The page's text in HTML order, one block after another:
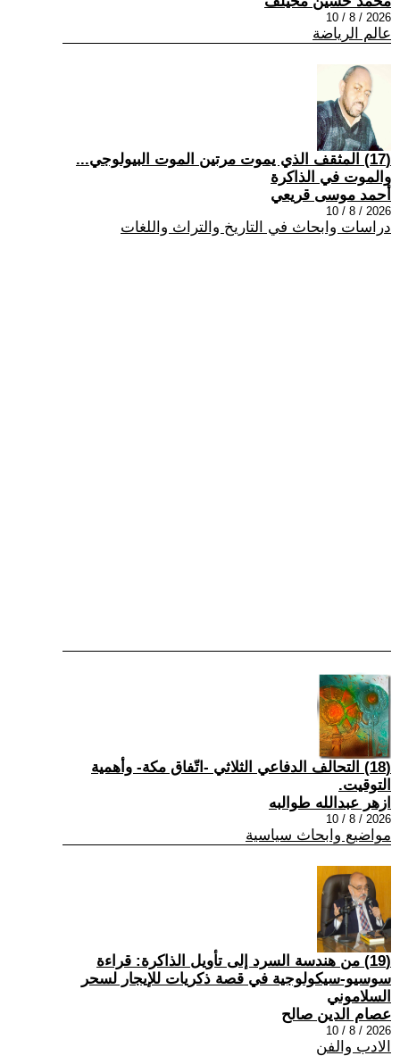
2026 / 8 / 10
عالم الرياضة
(17) المثقف الذي يموت مرتين الموت البيولوجي...
والموت في الذاكرة
أحمد موسى قريعي
2026 / 8 / 10
دراسات وابحاث في التاريخ والتراث واللغات
(18) التحالف الدفاعي الثلاثي -اتّفاق مكة- وأهمية
التوقيت.
ازهر عبدالله طوالبه
2026 / 8 / 10
مواضيع وابحاث سياسية
(19) من هندسة السرد إلى تأويل الذاكرة: قراءة
سوسيو-سيكولوجية في قصة ذكريات للإيجار لسحر
السلاموني
عصام الدين صالح
2026 / 8 / 10
الادب والفن